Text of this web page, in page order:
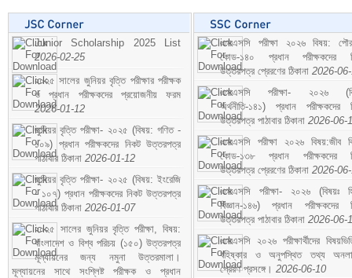
Junior Scholarship 2025 List
2026-02-25
২০২৫ সালের জুনিয়র বৃত্তি পরীক্ষার পরীক্ষক
ও প্রধান পরীক্ষকদের প্রয়োজনীয় ফরম
2026-01-12
জুনিয়র বৃত্তি পরীক্ষা- ২০২৫ (বিষয়: গণিত -
১০৯) প্রধান পরীক্ষকদের নিকট উত্তরপত্র
পাঠাবার ঠিকানা 2026-01-12
জুনিয়র বৃত্তি পরীক্ষা- ২০২৫ (বিষয়: ইংরেজি
- ১০৭) প্রধান পরীক্ষকদের নিকট উত্তরপত্র
পাঠাবার ঠিকানা 2026-01-07
২০২৫ সালের জুনিয়র বৃত্তি পরীক্ষা, বিষয়:
বাংলাদেশ ও বিশ্ব পরিচয় (১৫০) উত্তরপত্র
মূল্যায়নের জন্য নমুনা উত্তরমালা।
মূল্যায়নের সাথে সংশ্লিষ্ট পরীক্ষক ও প্রধান
এসএসসি পরীক্ষা ২০২৬ বিষয়:
কোড-১৪০ প্রধান পরীক্ষকদের
উত্তরপত্র প্রেরণের ঠিকানা 2026-
এসএসসি পরীক্ষা- ২০২৬
অর্থনীতি-১৪১) প্রধান পরীক্ষকদের
উত্তরপত্র পাঠাবার ঠিকানা 2026-06-
এসএসসি পরীক্ষা ২০২৬ বিষয়:জীব
কোড-১৩৮ প্রধান পরীক্ষকদের
উত্তরপত্র প্রেরণের ঠিকানা 2026-
এসএসসি পরীক্ষা- ২০২৬ (বিষয়ঃ
বিজ্ঞান-১৪৬) প্রধান পরীক্ষকদের
উত্তরপত্র পাঠাবার ঠিকানা 2026-06-
এসএসসি ২০২৬ পরীক্ষার্থীদের
বহিষ্কার ও অনুপস্থিত তথ্য
প্রেরণ প্রসঙ্গে। 2026-06-10